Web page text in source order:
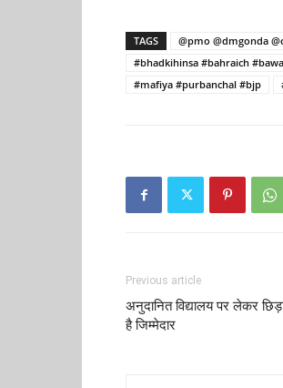
TAGS @pmo @dmgonda
#bhadkihinsa #bahraich
#mafiya #purbanchal #bjp
Previous article
अनुदानित विद्यालय पर लेकर
है जिम्मेदार